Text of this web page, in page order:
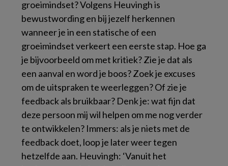
groeimindset? Volgens Heuvingh is
bewustwording en bij jezelf herkennen
wanneer je in een statische of een
groeimindset verkeert een eerste stap. Hoe ga
je bijvoorbeeld om met kritiek? Zie je dat als
een aanval en word je boos? Zoek je excuses
om de uitspraken te weerleggen? Of zie je
feedback als bruikbaar? Denk je: wat fijn dat
deze persoon mij wil helpen om me nog verder
te ontwikkelen? Immers: als je niets met de
feedback doet, loop je later weer tegen
hetzelfde aan. Heuvingh: ‘Vanuit het